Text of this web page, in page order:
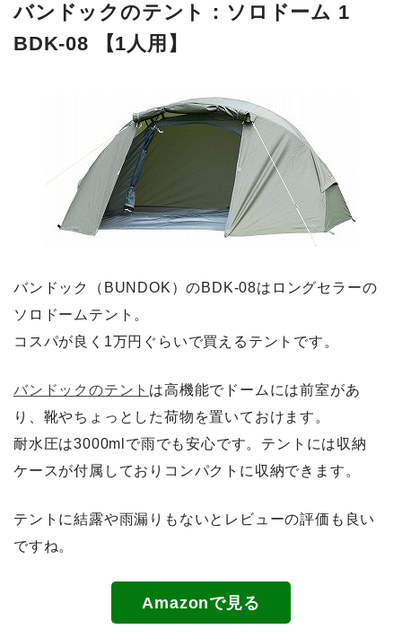
バンドックのテント：ソロドーム 1
BDK-08 【1人用】
バンドック（BUNDOK）のBDK-08はロングセラーの
ソロドームテント。
コスパが良く1万円ぐらいで買えるテントです。
バンドックのテント は高機能でドームには前室があ
り、靴やちょっとした荷物を置いておけます。
耐水圧は3000mlで雨でも安心です。テントには収納
ケースが付属しておりコンパクトに収納できます。
テントに結露や雨漏りもないとレビューの評価も良い
ですね。
Amazonで見る